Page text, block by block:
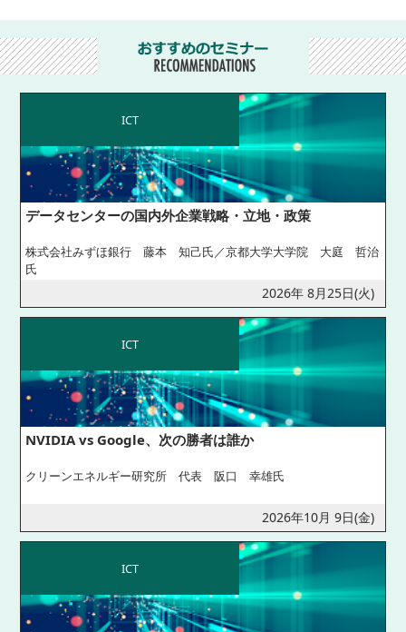
ICT
データセンターの国内外企業戦略・立地・政策
株式会社みずほ銀行 藤本 知己氏／京都大学大学院 大庭 哲治
氏
2026年 8月25日(火)
ICT
NVIDIA vs Google、次の勝者は誰か
クリーンエネルギー研究所 代表 阪口 幸雄氏
2026年10月 9日(金)
ICT